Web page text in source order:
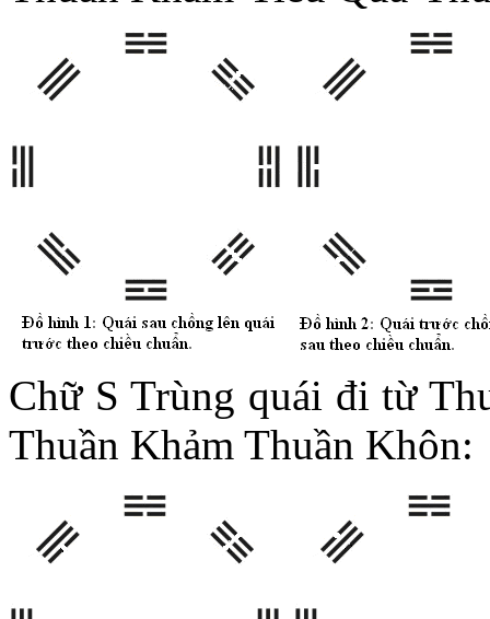
Chữ S Trùng quái đi từ
Thuần Khảm Thuần Khôn: